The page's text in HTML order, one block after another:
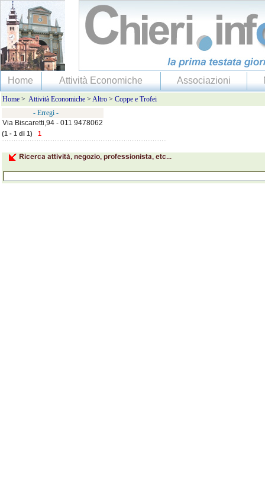
Home Attività Economiche Associazioni
Home > Attività Economiche > Altro > Coppe e Trofei
- Erregi -
Via Biscaretti,94 - 011 9478062
(1 - 1 di 1) 1